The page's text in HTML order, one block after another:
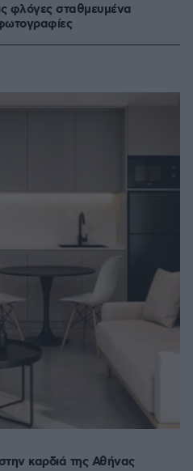
φλόγες σταθμευμένα
καρδιά της Αθήνας